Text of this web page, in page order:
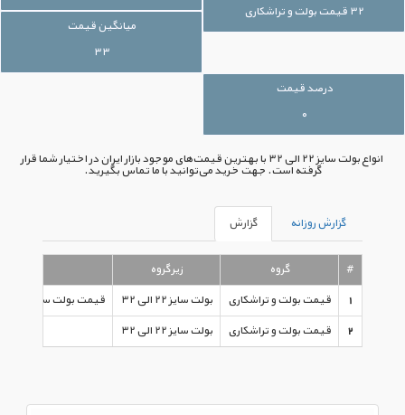
۳۲ قیمت بولت و تراشکاری
میانگین قیمت
۳۳
درصد قیمت
۰
انواع بولت سایز ۲۲ الی ۳۲ با بهترین قیمت‌های موجود بازار ایران در اختیار شما قرار
گرفته است. جهت خرید می‌توانید با ما تماس بگیرید.
گزارش روزانه گزارش
# گروه
زیرگروه
1
قیمت بولت و تراشکاری بولت سایز ۲۲ الی ۳۲
قیمت بولت سایز ۲۲ الی ۳۲ قیمت بولت و تراشکاری
2
قیمت بولت و تراشکاری بولت سایز ۲۲ الی ۳۲